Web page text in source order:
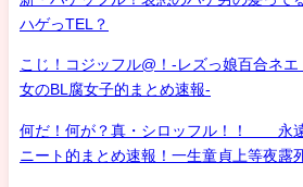
ハゲっTEL？
こじ！コジッフル@！-レズっ娘百合ネ
女のBL腐女子的まとめ速報-
何だ！何が？真・シロッフル！！ 永
ニート的まとめ速報！一生童貞上等夜露